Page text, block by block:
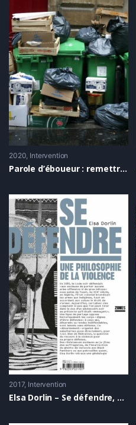
2020 Intervention
Parole d’éboueur : remettre l’illégalité au centre de la contestation
2017 Intervention
Elsa Dorlin – Se défendre, une philosophie de la violence